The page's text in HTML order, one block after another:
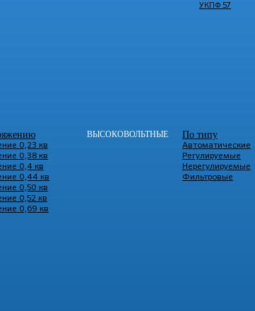
УКПФ 57
0,23 кв
0,38 кв
0,4 кв
0,44 кв
0,50 кв
0,52 кв
0,69 кв
ВЫСОКОВОЛЬТНЫЕ По типу
Автоматические
Регулируемые
Нерегулируемые
Фильтровые